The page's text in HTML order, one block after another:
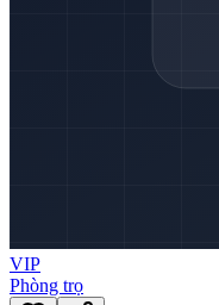
VIP
Phòng trọ